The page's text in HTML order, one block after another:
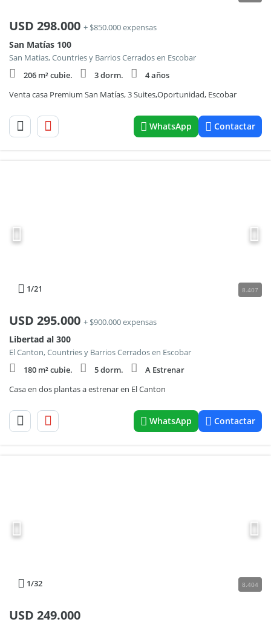
USD 298.000 + $850.000 expensas
San Matías 100
San Matias, Countries y Barrios Cerrados en Escobar
206 m² cubie.
3 dorm.
4 años
Venta casa Premium San Matías, 3 Suites,Oportunidad, Escobar
WhatsApp Contactar
1/21 8.407
USD 295.000 + $900.000 expensas
Libertad al 300
El Canton, Countries y Barrios Cerrados en Escobar
180 m² cubie.
5 dorm.
A Estrenar
Casa en dos plantas a estrenar en El Canton
WhatsApp Contactar
1/32 8.404
USD 249.000